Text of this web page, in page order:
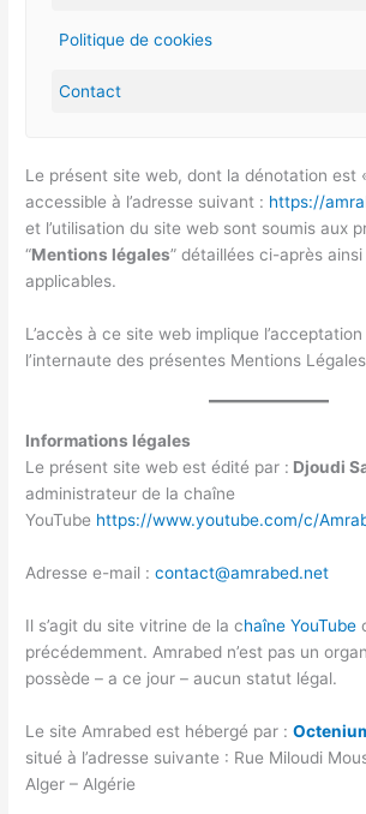
Politique de cookies
Contact
Le présent site web, dont la dénotation est
accessible à l’adresse suivant : https://
et l’utilisation du site web sont soumis aux
“Mentions légales” détaillées ci-après ainsi
applicables.
L’accès à ce site web implique
l’internaute des présentes Mentions
Informations légales
Le présent site web est édité par : Djoudi
administrateur de la chaîne
YouTube https://www.youtube.com/c/
Adresse e-mail :contact@amrabed.net
Il s’agit du site vitrine de la chaîne YouTube
précédemment. Amrabed n’est pas un
possède – a ce jour – aucun statut légal.
Le site Amrabed est hébergé par :
situé à l’adresse suivante : Rue Miloudi
Alger – Algérie